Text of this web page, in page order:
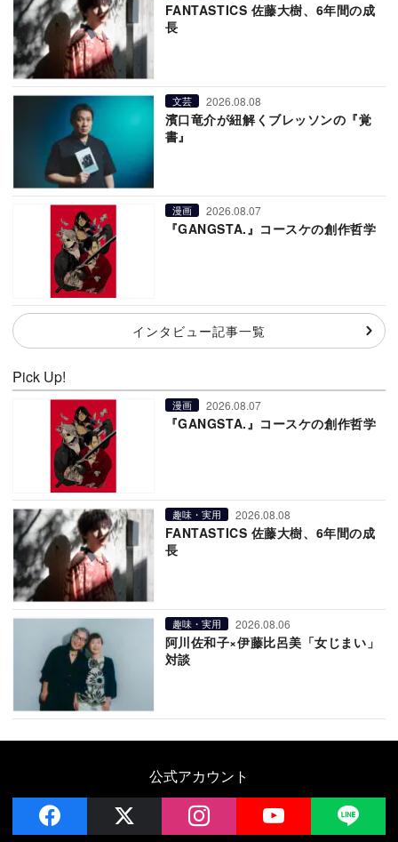
FANTASTICS 佐藤大樹、6年間の成
長
文芸 2026.08.08
濱口竜介が紐解くブレッソンの『覚
書』
漫画 2026.08.07
『GANGSTA.』コースケの創作哲学
インタビュー記事一覧
Pick Up!
漫画 2026.08.07
『GANGSTA.』コースケの創作哲学
趣味・実用 2026.08.08
FANTASTICS 佐藤大樹、6年間の成
長
趣味・実用 2026.08.06
阿川佐和子×伊藤比呂美「女じまい」
対談
公式アカウント
facebook instagram YouTube